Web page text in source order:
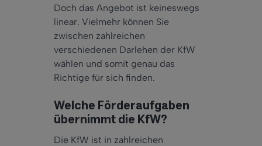
Doch das Angebot ist keineswegs
linear. Vielmehr können Sie
zwischen zahlreichen
verschiedenen Darlehen der KfW
wählen und somit genau das
Richtige für sich finden.
Welche Förderaufgaben
übernimmt die KfW?
Die KfW ist in zahlreichen